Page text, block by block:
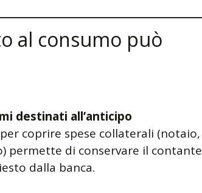
al consumo può
destinati all’anticipo
coprire spese collaterali (notaio,
permette di conservare il contante
dalla banca.